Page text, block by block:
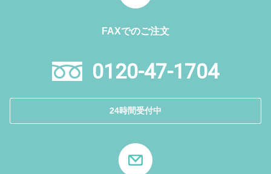
FAXでのご注文
0120-47-1704
24時間受付中